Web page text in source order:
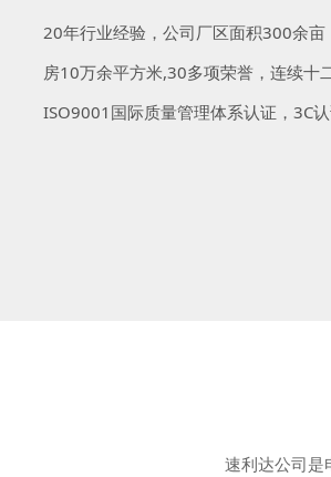
20年行业经验，公司厂区面积300余亩
房10万余平方米,30多项荣誉，连续十
ISO9001国际质量管理体系认证，3C认
速利达公司是